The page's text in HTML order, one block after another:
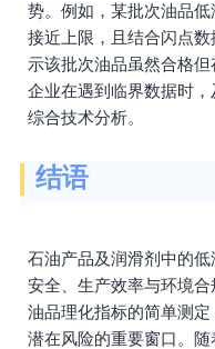
势。例如，某批次油品
接近上限，且结合闪点
示该批次油品虽然合格
企业在遇到临界数据时
综合技术分析。
结语
石油产品及润滑剂中的
安全、生产效率与环境
油品理化指标的简单测
潜在风险的重要窗口。